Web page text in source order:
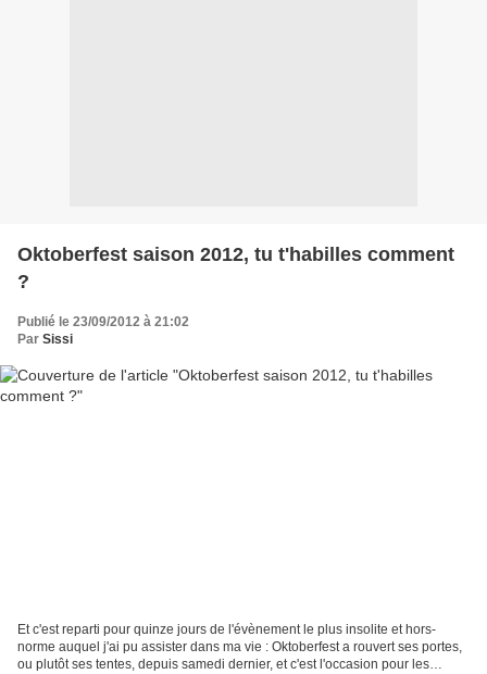
Oktoberfest saison 2012, tu t'habilles comment
?
Publié le 23/09/2012 à 21:02
Par Sissi
Et c'est reparti pour quinze jours de l'évènement le plus insolite et hors-
norme auquel j'ai pu assister dans ma vie : Oktoberfest a rouvert ses portes,
ou plutôt ses tentes, depuis samedi dernier, et c'est l'occasion pour les